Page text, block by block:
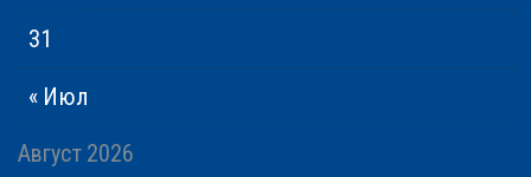
Август 2026
« Июл
31